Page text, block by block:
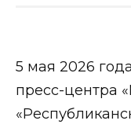
5 мая 2026
пресс-центра